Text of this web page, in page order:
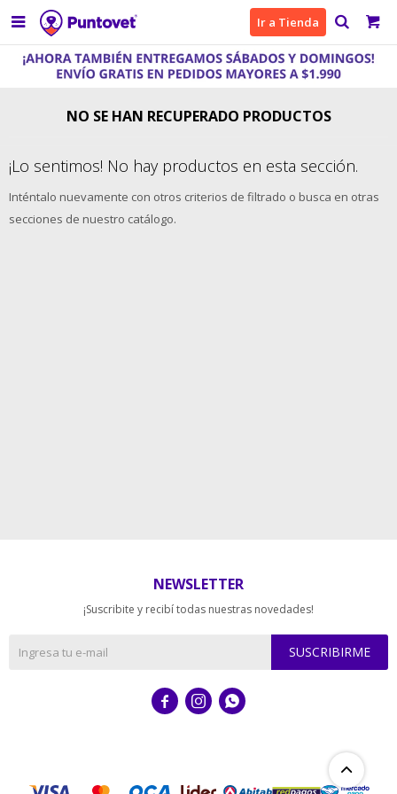
 Ir a Tienda
NO SE HAN RECUPERADO PRODUCTOS
¡Lo sentimos! No hay productos en esta sección.
Inténtalo nuevamente con otros criterios de filtrado o busca en otras
secciones de nuestro catálogo.
NEWSLETTER
¡Suscribite y recibí todas nuestras novedades!
SUSCRIBIRME
  